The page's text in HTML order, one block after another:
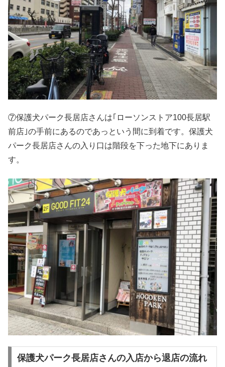
⑦保護犬パーク長居店さんは｢ローソンストア100長居駅
前店｣の手前にあるのであっという間に到着です。保護犬
パーク長居店さんの入り口は階段を下った地下にありま
す。
保護犬パーク長居店さんの入店から退店の流れ